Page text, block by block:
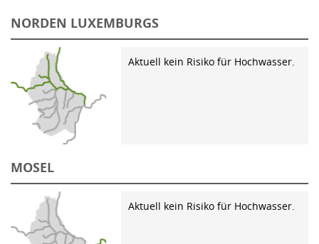
NORDEN LUXEMBURGS
Aktuell kein Risiko für Hochwasser.
MOSEL
Aktuell kein Risiko für Hochwasser.